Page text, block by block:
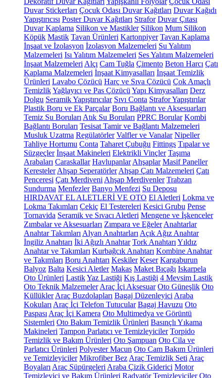
Duvar Stickerları Çocuk Odası Duvar Kağıtları Duvar Kağıdı
Yapıştırıcısı Poster Duvar Kağıtları Strafor Duvar Çıtası
Duvar Kaplama Silikon ve Mastikler Silikon Mum Silikon
Köpük Mastik Tavan Ürünleri Kartonpiyer Tavan Kaplama
İnşaat ve İzolasyon İzolasyon Malzemeleri Su Yalıtım
Malzemeleri Isı Yalıtım Malzemeleri Ses Yalıtım Malzemeleri
İnşaat Malzemeleri Alçı Cam Tuğla Çimento Beton Harcı Çatı
Kaplama Malzemeleri İnşaat Kimyasalları İnşaat Temizlik
Ürünleri Lavabo Çözücü Harç ve Sıva Çözücü Çok Amaçlı
TemizlikYağlayıcı ve Pas Çözücü Yapı Kimyasalları Derz
Dolgu Seramik Yapıştırıcılar Sıvı Conta Strafor Yapıştırılar
Plastik Boru ve Ek Parçalar Boru Bağlantı ve Aksesuarları
Temiz Su Boruları Atık Su Boruları PPRC Borular Kombi
Bağlantı Boruları Tesisat Tamir ve Bağlantı Malzemeleri
Musluk Uzatma Regülatörler Valfler ve Vanalar Nipeller
Tahliye Hortumu Conta Taharet Çubuğu Fittings Tıpalar ve
Süzgeçler İnşaat Makineleri Elektrikli Vinçler Taşıma
Arabaları Caraskallar Havlupanlar Ahşaplar Masif Paneller
Keresteler Ahşap Seperatörler Ahşap Çatı Malzemeleri Çatı
Penceresi Çatı Merdiveni Ahşap Merdivenler Trabzan
Sundurma Menfezler Banyo Menfezi Su Deposu
HIRDAVAT EL ALETLERİ VE OTO El Aletleri Lokma ve
Lokma Takımları Çekiç El Testereleri Kesici Grubu Pense
Tornavida Seramik ve Sıvacı Aletleri Mengene ve İşkenceler
Zımbalar ve Aksesuarları Zımpara ve Eğeler Anahtarlar
Anahtar Takımları Alyan Anahtarları Açık Ağız Anahtar
İngiliz Anahtarı İki Ağızlı Anahtar Tork Anahtarı Yıldız
Anahtar ve Takımları Kurbağcık Anahtarı Kombine Anahtar
ve Takımları Boru Anahtarı Keskiler Keser Kargaburun
Balyoz Balta Kesici Aletler Makas Maket Bıçağı Iskarpela
Oto Ürünleri LastikYaz Lastiği Kış Lastiği 4 Mevsim Lastik
Oto Teknik Malzemeler Araç İçi Aksesuar Oto Güneşlik Oto
Küllükler Araç Buzdolapları Bagaj Düzenleyici Araba
Kokuları Araç İçi Telefon Tutucular Bagaj Havuzu Oto
Paspası Araç İçi Kamera Oto Multimedya ve Görüntü
Sistemleri Oto Bakım Temizlik Ürünleri Basınçlı Yıkama
Makineleri Tampon Parlatıcı ve Temizleyiciler Torpido
Temizlik ve Bakım Ürünleri Oto Şampuan Oto Cila ve
Parlatıcı Ürünleri Polyester Macun Oto Cam Bakım Ürünleri
ve Temizleyiciler Mikrofiber Bez Araç Temizlik Seti Araç
Boyaları Araç Süpürgeleri Araba Çizik Giderici Motor
Temizleyici ve Bakım Ürünleri Radyatör Temizleyiciler Oto